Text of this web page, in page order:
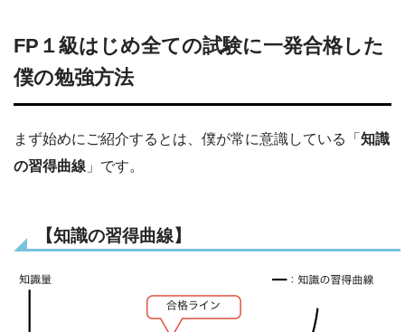
FP１級はじめ全ての試験に一発合格した
僕の勉強方法
まず始めにご紹介するとは、僕が常に意識している「 知識
の習得曲線 」です。
【知識の習得曲線】